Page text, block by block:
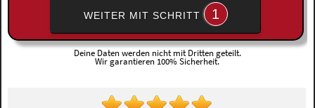
WEITER MIT SCHRITT 1
Deine Daten werden nicht mit Dritten geteilt.
Wir garantieren 100% Sicherheit.